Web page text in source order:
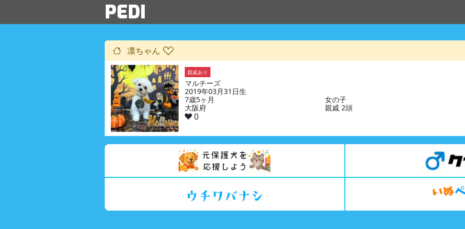
PEDI
凛ちゃん
親戚あり
マルチーズ
2019年03月31日生
7歳5ヶ月
女の子
大阪府
親戚 2頭
0